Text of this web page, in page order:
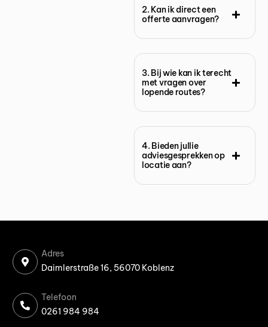
2. Kan ik direct een
offerte aanvragen?
3. Bij wie kan ik terecht
met vragen over
lopende routes?
4. Bieden jullie
adviesgesprekken op
locatie aan?
Adres
Daimlerstraße 16, 56070 Koblenz
Telefoon
0261 984 984